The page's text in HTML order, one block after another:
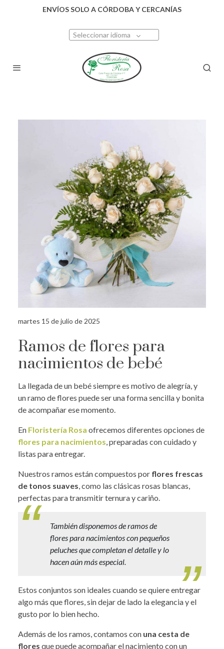
ENVÍOS SOLO A CÓRDOBA Y CERCANÍAS
Seleccionar idioma
martes 15 de julio de 2025
Ramos de flores para
nacimientos de bebé
La llegada de un bebé siempre es motivo de alegría, y
un ramo de flores puede ser una forma sencilla y bonita
de acompañar ese momento.
En Floristería Rosa ofrecemos diferentes opciones de
flores para nacimientos , preparadas con cuidado y
listas para entregar.
Nuestros ramos están compuestos por flores frescas
de tonos suaves , como las clásicas rosas blancas,
perfectas para transmitir ternura y cariño.
También disponemos de ramos de
flores para nacimientos con pequeños
peluches que completan el detalle y lo
hacen aún más especial.
Estos conjuntos son ideales cuando se quiere entregar
algo más que flores, sin dejar de lado la elegancia y el
gusto por lo bien hecho.
Además de los ramos, contamos con una cesta de
flores que puede acompañar el nacimiento con un